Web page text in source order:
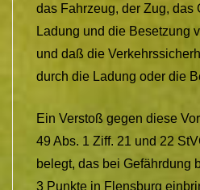
das Fahrzeug, der Zug, das
Ladung und die Besetzung
und daß die
durch die Ladung oder die
Ein Verstoß gegen diese
49 Abs. 1 Ziff. 21 und 22
belegt, das bei Gefährdung
3 Punkte in Flensburg